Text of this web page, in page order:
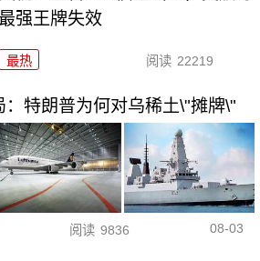
最强王牌失效
最热 阅读 22219
：特朗普为何对乌稀土\"摊牌\"
阅读 9836 08-03